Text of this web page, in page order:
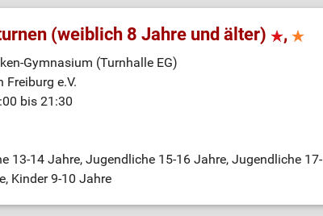
(weiblich 8 Jahre und älter) ,
Gymnasium (Turnhalle EG)
Freiburg e.V.
bis 21:30
13-14 Jahre, Jugendliche 15-16 Jahre, Jugendliche 17-
Kinder 9-10 Jahre